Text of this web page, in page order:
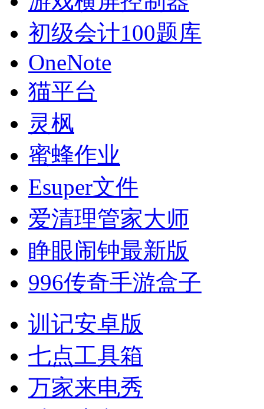
初级会计100题库
OneNote
猫平台
灵枫
蜜蜂作业
Esuper文件
爱清理管家大师
睁眼闹钟最新版
996传奇手游盒子
训记安卓版
七点工具箱
万家来电秀